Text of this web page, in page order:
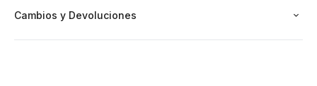
Cambios y Devoluciones